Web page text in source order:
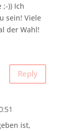
)) Ich
sein! Viele
der Wahl!
Reply
ist,